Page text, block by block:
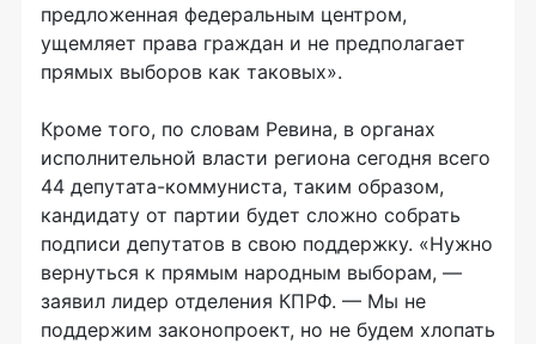
предложенная федеральным центром,
ущемляет права граждан и не предполагает
прямых выборов как таковых».
Кроме того, по словам Ревина, в органах
исполнительной власти региона сегодня всего
44 депутата-коммуниста, таким образом,
кандидату от партии будет сложно собрать
подписи депутатов в свою поддержку. «Нужно
вернуться к прямым народным выборам, —
заявил лидер отделения КПРФ. — Мы не
поддержим законопроект, но не будем хлопать